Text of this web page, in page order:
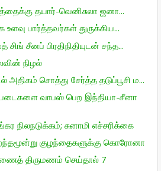
தயார்-வெனிசுலா ஜனா...
உளவு பார்த்தவர்கள் துருக்கிய...
சீனப் பிரதிநிதியுடன் சந்த...
நிழல்
சொத்து சேர்த்த தடுப்பூசி ம...
படைகளை வாபஸ் பெற இந்தியா-சீனா
நிலநடுக்கம்; சுனாமி எச்சரிக்கை
குழந்தைகளுக்கு கொரோனா
திருமணம் செய்தால் 7